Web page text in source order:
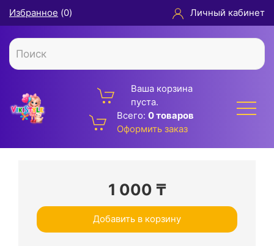
Избранное (0) Личный кабинет
Ваша корзина
пуста.
Всего: 0 товаров
Оформить заказ
1 000 ₸
Добавить в корзину